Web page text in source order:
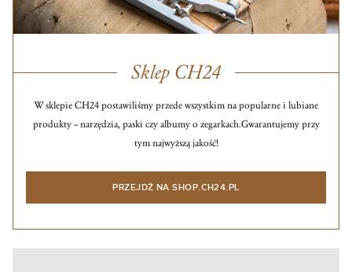
Sklep CH24
W sklepie CH24 postawiliśmy przede wszystkim na popularne i lubiane
produkty – narzędzia, paski czy albumy o zegarkach.Gwarantujemy przy
tym najwyższą jakość!
PRZEJDŹ NA SHOP.CH24.PL